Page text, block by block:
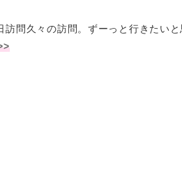
訪問久々の訪問。ずーっと行きたい